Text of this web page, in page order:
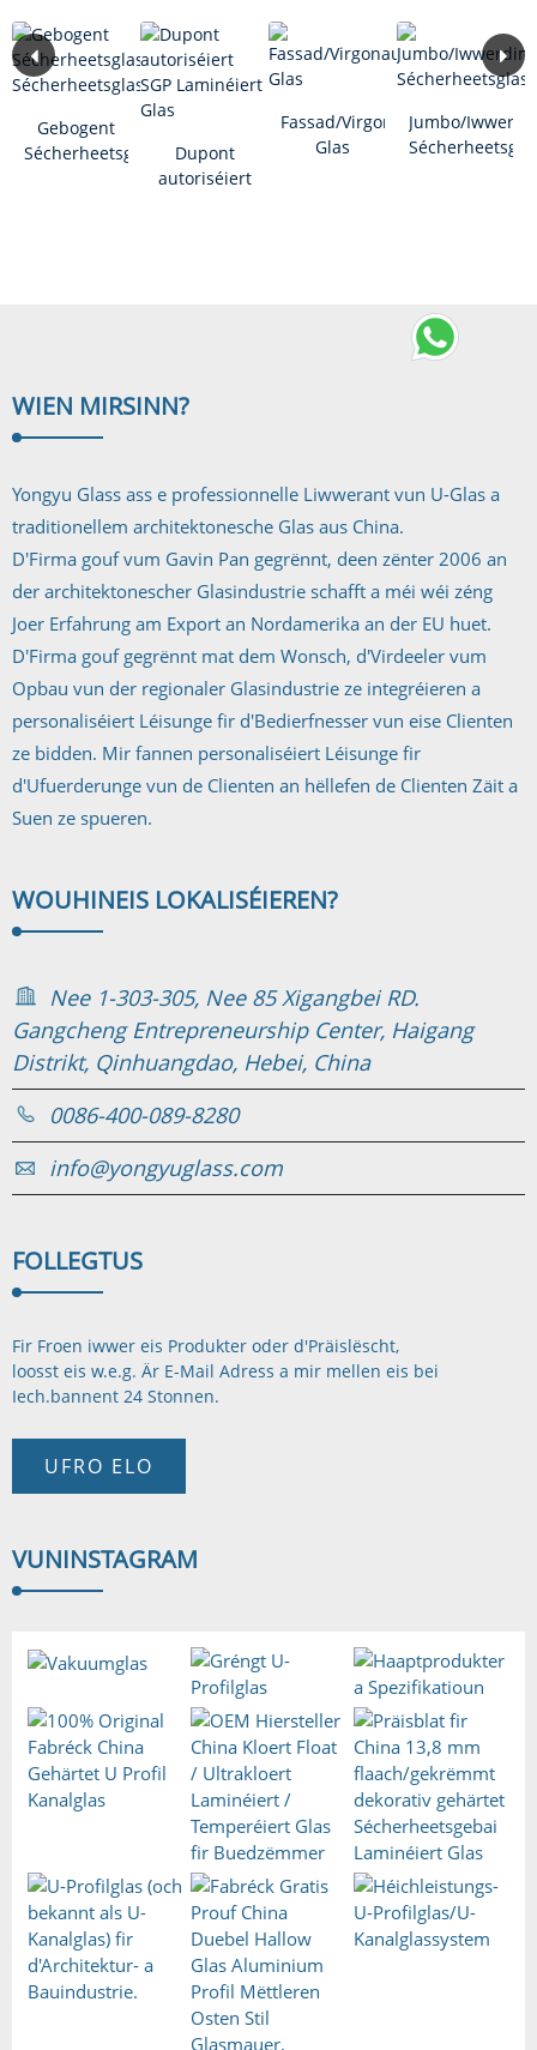
Gebogent
Sécherheetsglas/Gebéit
Dupont
autoriséiert
Fassad/Virgonau
Glas
Jumbo/
WIEN MIRSINN?
Yongyu Glass ass e professionnelle Liwwerant vun U-Glas a
traditionellem architektonesche Glas aus China.
D'Firma gouf vum Gavin Pan gegrënnt, deen zënter 2006 an
der architektonescher Glasindustrie schafft a méi wéi zéng
Joer Erfahrung am Export an Nordamerika an der EU huet.
D'Firma gouf gegrënnt mat dem Wonsch, d'Virdeeler vum
Opbau vun der regionaler Glasindustrie ze integréieren a
personaliséiert Léisunge fir d'Bedierfnesser vun eise Clienten
ze bidden. Mir fannen personaliséiert Léisunge fir
d'Ufuerderunge vun de Clienten an hëllefen de Clienten Zäit a
Suen ze spueren.
WOUHINEIS LOKALISÉIEREN?
Nee 1-303-305, Nee 85 Xigangbei RD.
Gangcheng Entrepreneurship Center, Haigang
Distrikt, Qinhuangdao, Hebei, China
0086-400-089-8280
info@yongyuglass.com
FOLLEGTUS
Fir Froen iwwer eis Produkter oder d'Präislëscht,
loosst eis w.e.g. Är E-Mail Adress a mir mellen eis bei
Iech.bannent 24 Stonnen.
UFRO ELO
VUNINSTAGRAM